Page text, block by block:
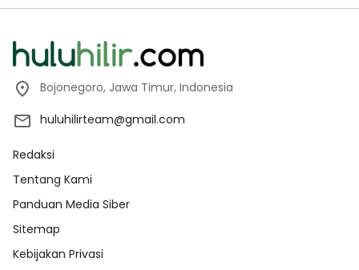
Bojonegoro, Jawa Timur, Indonesia
huluhilirteam@gmail.com
Redaksi
Tentang Kami
Panduan Media Siber
Sitemap
Kebijakan Privasi